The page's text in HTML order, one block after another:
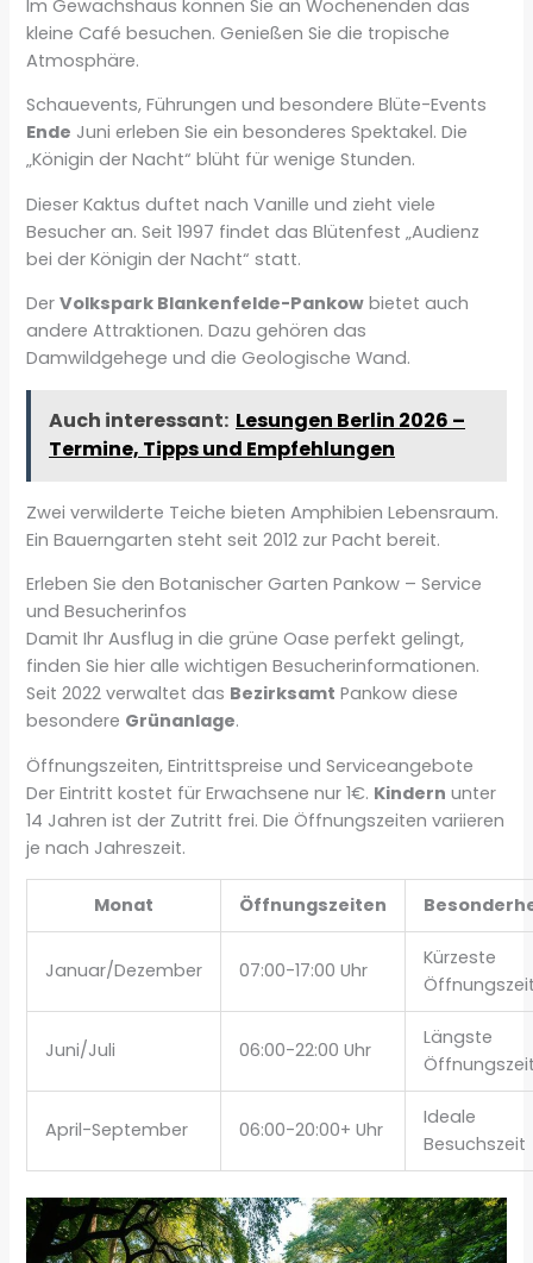
Im Gewächshaus können Sie an Wochenenden das
kleine Café besuchen. Genießen Sie die tropische
Atmosphäre.
Schauevents, Führungen und besondere Blüte-Events
Ende Juni erleben Sie ein besonderes Spektakel. Die
„Königin der Nacht“ blüht für wenige Stunden.
Dieser Kaktus duftet nach Vanille und zieht viele
Besucher an. Seit 1997 findet das Blütenfest „Audienz
bei der Königin der Nacht“ statt.
DerVolkspark Blankenfelde-Pankow bietet auch
andere Attraktionen. Dazu gehören das
Damwildgehege und die Geologische Wand.
Auch interessant: Lesungen Berlin 2026 –
Termine, Tipps und Empfehlungen
Zwei verwilderte Teiche bieten Amphibien Lebensraum.
Ein Bauerngarten steht seit 2012 zur Pacht bereit.
Erleben Sie den Botanischer Garten Pankow – Service
und Besucherinfos
Damit Ihr Ausflug in die grüne Oase perfekt gelingt,
finden Sie hier alle wichtigen Besucherinformationen.
Seit 2022 verwaltet das Bezirksamt Pankow diese
besondere Grünanlage.
Öffnungszeiten, Eintrittspreise und Serviceangebote
Der Eintritt kostet für Erwachsene nur 1€. Kindern unter
14 Jahren ist der Zutritt frei. Die Öffnungszeiten variieren
je nach Jahreszeit.
Monat Öffnungszeiten
Januar/Dezember 07:00-17:00 Uhr
Kürzeste
Juni/Juli 06:00-22:00 Uhr
Längste
April-September 06:00-20:00+ Uhr
Ideale
Besuchszeit